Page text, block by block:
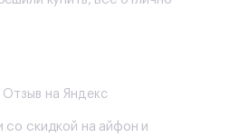
Отзыв на Яндекс
со скидкой на айфон и